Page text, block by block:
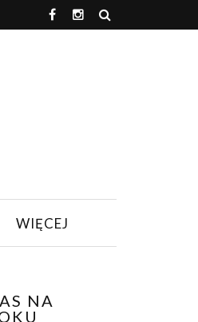
WIĘCEJ
NA